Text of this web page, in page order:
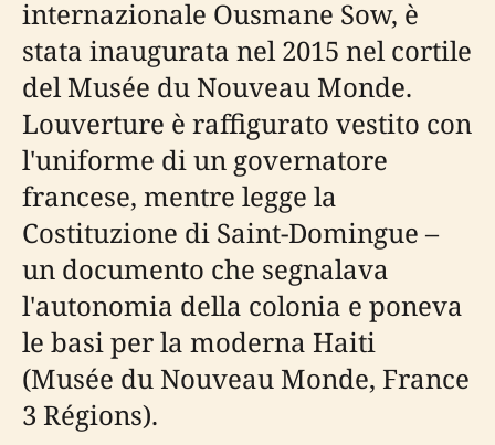
internazionale Ousmane Sow, è
stata inaugurata nel 2015 nel cortile
del Musée du Nouveau Monde.
Louverture è raffigurato vestito con
l'uniforme di un governatore
francese, mentre legge la
Costituzione di Saint-Domingue –
un documento che segnalava
l'autonomia della colonia e poneva
le basi per la moderna Haiti
(Musée du Nouveau Monde, France
3 Régions).